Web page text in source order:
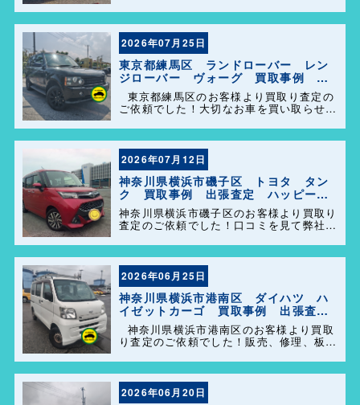
中古車査定・高価買取はお任せください。
地域密着だからこそのスピード対応と安心
感を大切にしています。
2026年07月25日
東京都練馬区 ランドローバー レン
ジローバー ヴォーグ 買取事例 出
張査定 ハッピーカーズ港南店！
東京都練馬区のお客様より買取り査定の
ご依頼でした！大切なお車を買い取らせて
の事をよろしくお願いします＼(^o^)／
2026年07月12日
神奈川県横浜市磯子区 トヨタ タン
ク 買取事例 出張査定 ハッピーカ
ーズ港南店！
神奈川県横浜市磯子区のお客様より買取り
査定のご依頼でした！口コミを見て弊社を
事があれば気軽にご相談して下さい(^o^)
／
2026年06月25日
神奈川県横浜市港南区 ダイハツ ハ
イゼットカーゴ 買取事例 出張査
定 ハッピーカーズ港南店！
神奈川県横浜市港南区のお客様より買取
り査定のご依頼でした！販売、修理、板
の事で困った事があれば、気軽にご相談し
て下さい(^o^)／
2026年06月20日